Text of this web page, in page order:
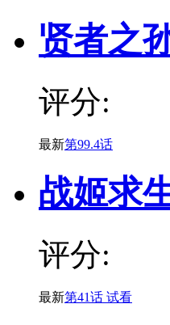
贤者之
评分:
最新第99.4话
战姬求
评分:
最新第41话 试看